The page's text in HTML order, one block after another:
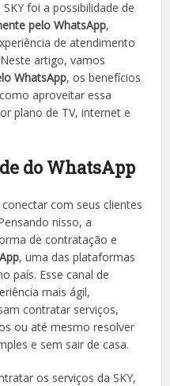
foi a possibilidade de
pelo WhatsApp,
de atendimento
artigo, vamos
WhatsApp, os benefícios
aproveitar essa
plano de TV, internet e
do WhatsApp
com seus clientes
nisso, a
de contratação e
, uma das plataformas
país. Esse canal de
mais ágil,
contratar serviços,
ou até mesmo resolver
e sem sair de casa.
os serviços da SKY,